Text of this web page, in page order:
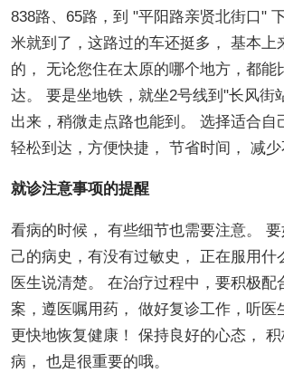
838路、65路，到 "平阳路亲贤北街口"
米就到了，这路过的车还挺多， 基本上
的， 无论您住在太原的哪个地方，都能
达。 要是坐地铁，就坐2号线到"长风街
出来，稍微走点路也能到。 选择适合自
轻松到达，方便快捷， 节省时间， 减少
就诊注意事项的提醒
看病的时候， 有些细节也需要注意。
己的病史，有没有过敏史， 正在服用什
医生说清楚。 在治疗过程中，要积极配
案，遵医嘱用药， 做好复诊工作，听医
更快地恢复健康！ 保持良好的心态，
病， 也是很重要的哦。